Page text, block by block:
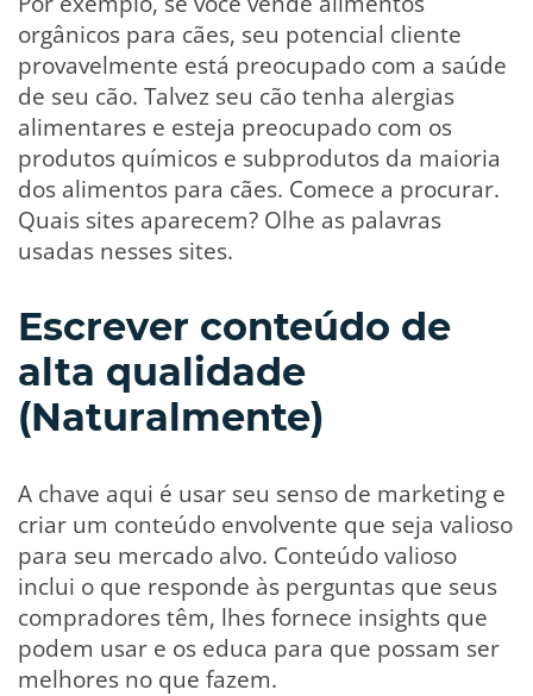
orgânicos para cães, seu potencial cliente
provavelmente está preocupado com a saúde
de seu cão. Talvez seu cão tenha alergias
alimentares e esteja preocupado com os
produtos químicos e subprodutos da maioria
dos alimentos para cães. Comece a procurar.
Quais sites aparecem? Olhe as palavras
usadas nesses sites.
Escrever conteúdo de
alta qualidade
(Naturalmente)
A chave aqui é usar seu senso de marketing e
criar um conteúdo envolvente que seja valioso
para seu mercado alvo. Conteúdo valioso
inclui o que responde às perguntas que seus
compradores têm, lhes fornece insights que
podem usar e os educa para que possam ser
melhores no que fazem.